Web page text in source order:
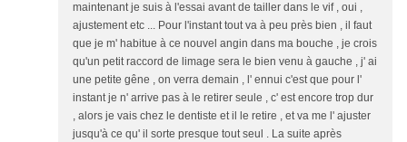
maintenant je suis à l'essai avant de tailler dans le vif , oui ,
ajustement etc ... Pour l'instant tout va à peu près bien , il faut
que je m' habitue à ce nouvel angin dans ma bouche , je crois
qu'un petit raccord de limage sera le bien venu à gauche , j' ai
une petite gêne , on verra demain , l' ennui c'est que pour l'
instant je n' arrive pas à le retirer seule , c' est encore trop dur
, alors je vais chez le dentiste et il le retire , et va me l' ajuster
jusqu'à ce qu' il sorte presque tout seul . La suite après